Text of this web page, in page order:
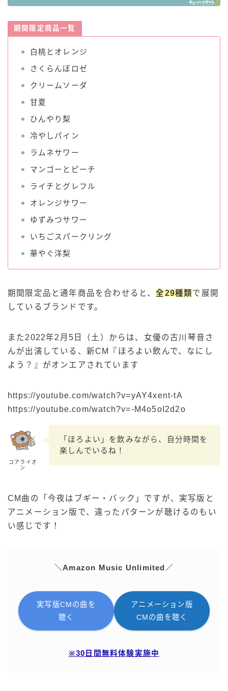
期間限定商品一覧
白桃とオレンジ
さくらんぼロゼ
クリームソーダ
甘夏
ひんやり梨
冷やしパイン
ラムネサワー
マンゴーとピーチ
ライチとグレフル
オレンジサワー
ゆずみつサワー
いちごスパークリング
華やぐ洋梨
期間限定品と通年商品を合わせると、全29種類で展開
しているブランドです。
また2022年2月5日（土）からは、女優の古川琴音さ
んが出演している、新CM『ほろよい飲んで、なにし
よう？』がオンエアされています
https://youtube.com/watch?v=yAY4xent-tA
https://youtube.com/watch?v=-M4o5oI2d2o
コアライオ
ン
「ほろよい」を飲みながら、自分時間を
楽しんでいるね！
CM曲の「今夜はブギー・バック」ですが、実写版と
アニメーション版で、違ったパターンが聴けるのもい
い感じです！
＼Amazon Music Unlimited／
実写版CMの曲を
聴く
アニメーション版
CMの曲を聴く
※30日間無料体験実施中